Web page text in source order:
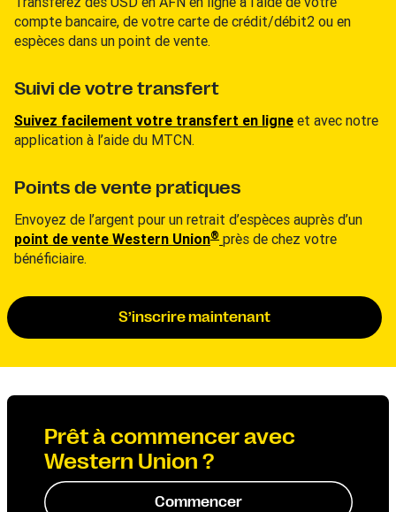
compte bancaire, de votre carte de crédit/débit2 ou en
espèces dans un point de vente.
Suivi de votre transfert
Suivez facilement votre transfert en ligne et avec notre
application à l’aide du MTCN.
Points de vente pratiques
Envoyez de l’argent pour un retrait d’espèces auprès d’un
point de vente Western Union® près de chez votre
bénéficiaire.
S’inscrire maintenant
Prêt à commencer avec
Western Union ?
Commencer